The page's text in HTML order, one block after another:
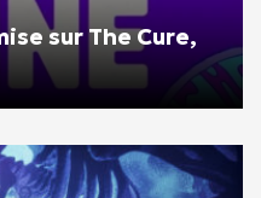
sur The Cure,